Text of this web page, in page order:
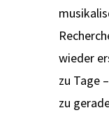
wieder
zu Tage
zu